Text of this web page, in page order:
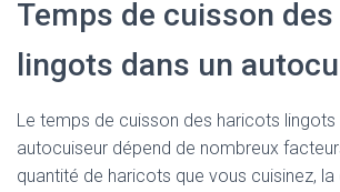
Temps de cuisson
lingots dans un
Le temps de cuisson des haricots lingots
autocuiseur dépend de nombreux
quantité de haricots que vous cuisinez, la